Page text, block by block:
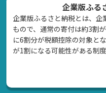
企業版ふる
企業版ふるさと納税とは、企
もので、通常の寄付は約3割
に6割分が税額控除の対象と
が1割になる可能性がある制度